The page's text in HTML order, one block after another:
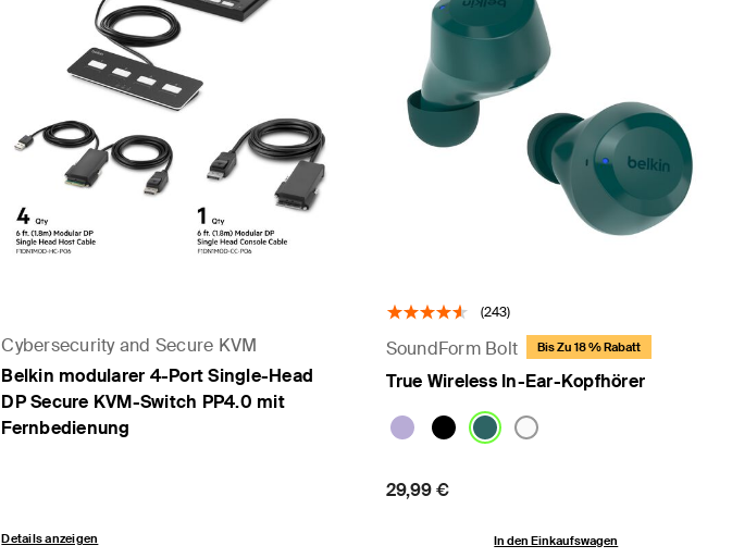
Cybersecurity and Secure KVM
Belkin modularer 4-Port Single-Head
DP Secure KVM-Switch PP4.0 mit
Fernbedienung
Details anzeigen
(243)
SoundForm Bolt Bis Zu 18 % Rabatt
True Wireless In-Ear-Kopfhörer
Price:
29,99 €
In den Einkaufswagen